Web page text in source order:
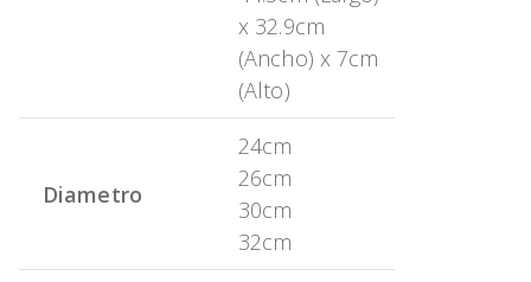
x 32.9cm
(Ancho) x 7cm
(Alto)
Diametro
24cm
26cm
30cm
32cm